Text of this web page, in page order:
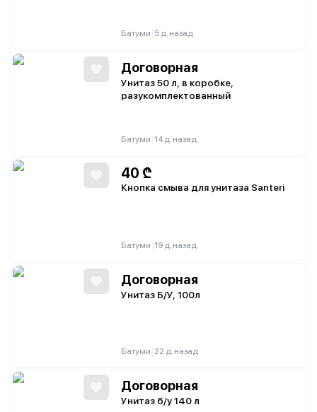
Батуми 5 д. назад
Договорная
Унитаз 50 л, в коробке,
разукомплектованный
Батуми 14 д. назад
40 ₾
Кнопка смыва для унитаза Santeri
Батуми 19 д. назад
Договорная
Унитаз Б/У, 100л
Батуми 22 д. назад
Договорная
Унитаз б/у 140 л